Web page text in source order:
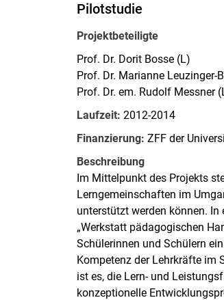
Pilotstudie
Projektbeteiligte
Prof. Dr. Dorit Bosse (L)
Prof. Dr. Marianne Leuzinger-
Prof. Dr. em. Rudolf Messner
Laufzeit:2012-2014
Finanzierung:ZFF der
Beschreibung
Im Mittelpunkt des Projekts
Lerngemeinschaften im
unterstützt werden können.
„Werkstatt pädagogischen
Schülerinnen und Schülern
Kompetenz der Lehrkräfte im
ist es, die Lern- und
konzeptionelle